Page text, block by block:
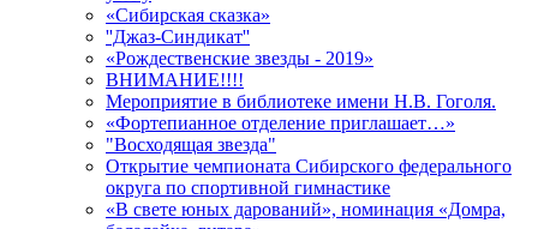
«Сибирская сказка»
''Джаз-Синдикат''
«Рождественские звезды - 2019»
ВНИМАНИЕ!!!!
Мероприятие в библиотеке имени Н.В. Гоголя.
«Фортепианное отделение приглашает…»
"Восходящая звезда"
Открытие чемпионата Сибирского федерального
округа по спортивной гимнастике
«В свете юных дарований», номинация «Домра,